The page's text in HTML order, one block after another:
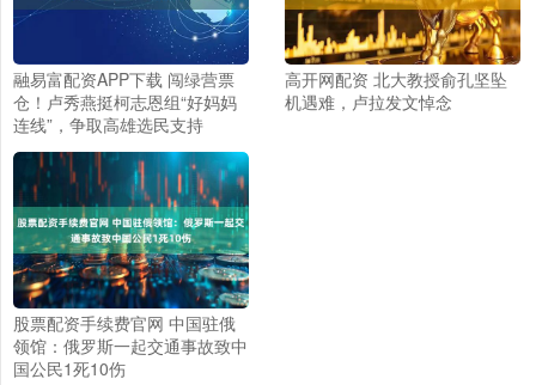
融易富配资APP下载 闯绿营票
仓！卢秀燕挺柯志恩组“好妈妈
连线”，争取高雄选民支持
高开网配资 北大教授俞孔坚坠
机遇难，卢拉发文悼念
股票配资手续费官网 中国驻俄
领馆：俄罗斯一起交通事故致中
国公民1死10伤